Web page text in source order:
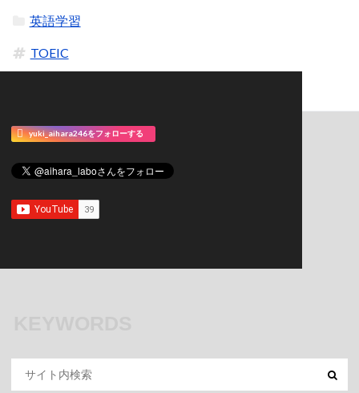
英語学習
TOEIC
yuki_aihara246をフォローする